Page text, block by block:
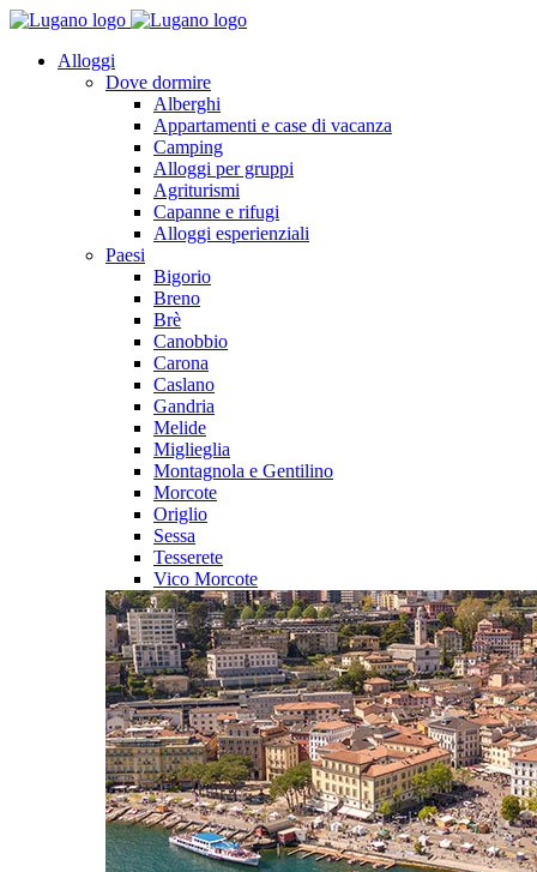
Alloggi
Dove dormire
Alberghi
Appartamenti e case di vacanza
Camping
Alloggi per gruppi
Agriturismi
Capanne e rifugi
Alloggi esperienziali
Paesi
Bigorio
Breno
Brè
Canobbio
Carona
Caslano
Gandria
Melide
Miglieglia
Montagnola e Gentilino
Morcote
Origlio
Sessa
Tesserete
Vico Morcote